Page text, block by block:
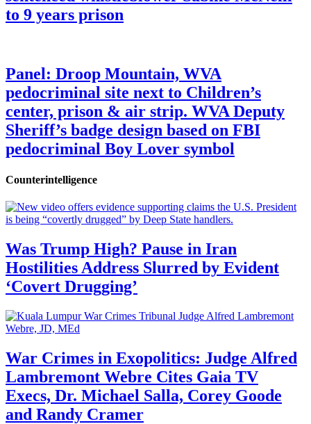
to 9 years prison
Panel: Droop Mountain, WVA
pedocriminal site next to Children’s
center, prison & air strip. WVA Deputy
Sheriff’s badge design based on FBI
pedocriminal Boy Lover symbol
Counterintelligence
Was Trump High? Pause in Iran
Hostilities Address Slurred by Evident
‘Covert Drugging’
War Crimes in Exopolitics: Judge Alfred
Lambremont Webre Cites Gaia TV
Execs, Dr. Michael Salla, Corey Goode
and Randy Cramer